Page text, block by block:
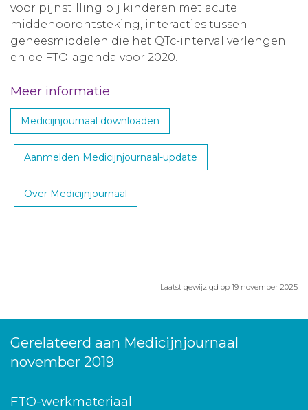
voor pijnstilling bij kinderen met acute
middenoorontsteking, interacties tussen
geneesmiddelen die het QTc-interval verlengen
en de FTO-agenda voor 2020.
Meer informatie
Medicijnjournaal downloaden
Aanmelden Medicijnjournaal-update
Over Medicijnjournaal
Laatst gewijzigd op 19 november 2025
Gerelateerd aan Medicijnjournaal
november 2019
FTO-werkmateriaal